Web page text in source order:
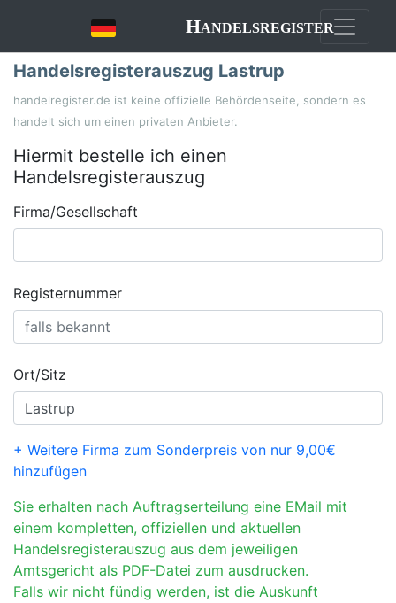
Handelsregister
Handelsregisterauszug Lastrup
handelregister.de ist keine offizielle Behördenseite, sondern es
handelt sich um einen privaten Anbieter.
Hiermit bestelle ich einen
Handelsregisterauszug
Firma/Gesellschaft
Registernummer
Ort/Sitz
+ Weitere Firma zum Sonderpreis von nur 9,00€
hinzufügen
Sie erhalten nach Auftragserteilung eine EMail mit
einem kompletten, offiziellen und aktuellen
Handelsregisterauszug aus dem jeweiligen
Amtsgericht als PDF-Datei zum ausdrucken.
Falls wir nicht fündig werden, ist die Auskunft